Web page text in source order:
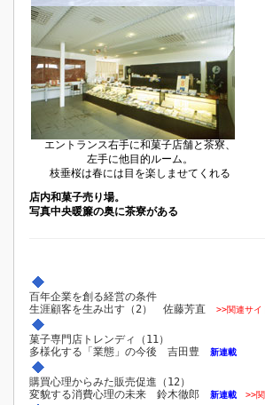
エントランス右手に和菓子店舗と茶寮、
左手に他目的ルーム。
枝垂桜は春には目を楽しませてくれる
店内和菓子売り場。
写真中央暖簾の奥に茶寮がある
百年企業を創る経営の条件
生涯顧客を生み出す（2） 佐藤芳直
>>関連サイ
菓子専門店トレンディ（11）
多様化する「業態」の今後 吉田豊
新連載
購買心理からみた販売促進（12）
変貌する消費心理の未来 鈴木徹郎
新連載 >>